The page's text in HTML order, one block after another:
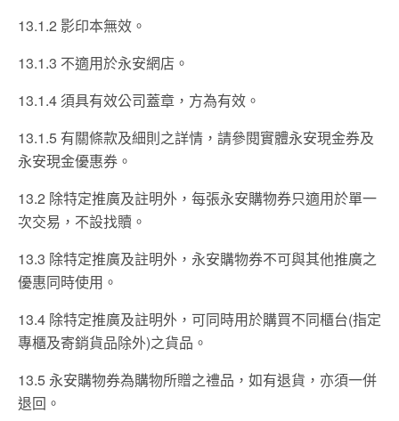
13.1.2 影印本無效。
13.1.3 不適用於永安網店。
13.1.4 須具有效公司蓋章，方為有效。
13.1.5 有關條款及細則之詳情，請參閱實體永安現金券及
永安現金優惠券。
13.2 除特定推廣及註明外，每張永安購物券只適用於單一
次交易，不設找贖。
13.3 除特定推廣及註明外，永安購物券不可與其他推廣之
優惠同時使用。
13.4 除特定推廣及註明外，可同時用於購買不同櫃台(指定
專櫃及寄銷貨品除外)之貨品。
13.5 永安購物券為購物所贈之禮品，如有退貨，亦須一併
退回。